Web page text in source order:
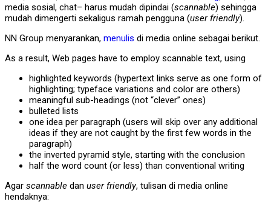
media sosial, chat– harus mudah dipindai (scannable) sehingga
mudah dimengerti sekaligus ramah pengguna (user friendly).
NN Group menyarankan, menulis di media online sebagai berikut.
As a result, Web pages have to employ scannable text, using
highlighted keywords (hypertext links serve as one form of
highlighting; typeface variations and color are others)
meaningful sub-headings (not “clever” ones)
bulleted lists
one idea per paragraph (users will skip over any additional
ideas if they are not caught by the first few words in the
paragraph)
the inverted pyramid style, starting with the conclusion
half the word count (or less) than conventional writing
Agar scannable dan user friendly, tulisan di media online
hendaknya: